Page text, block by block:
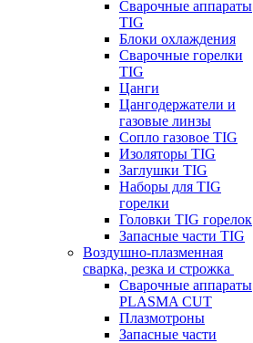
Сварочные аппараты
TIG
Блоки охлаждения
Сварочные горелки
TIG
Цанги
Цангодержатели и
газовые линзы
Сопло газовое TIG
Изоляторы TIG
Заглушки TIG
Наборы для TIG
горелки
Головки TIG горелок
Запасные части TIG
Воздушно-плазменная
сварка, резка и строжка
Сварочные аппараты
PLASMA CUT
Плазмотроны
Запасные части